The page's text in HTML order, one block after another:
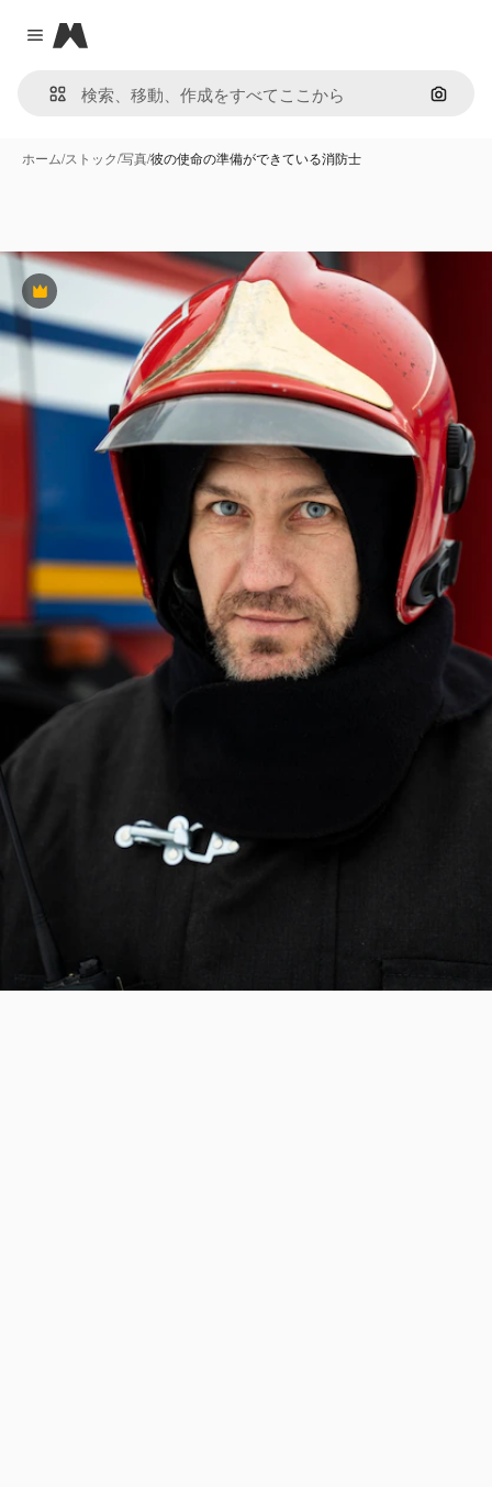
Close menu
Magnific
画像で
ホーム/ストック/写真/彼の使命の準備ができている消防士
Premium